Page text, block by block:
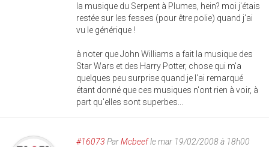
la musique du Serpent à Plumes, hein? moi j'étais
restée sur les fesses (pour être polie) quand j'ai
vu le générique !
à noter que John Williams a fait la musique des
Star Wars et des Harry Potter, chose qui m'a
quelques peu surprise quand je l'ai remarqué
étant donné que ces musiques n'ont rien à voir, à
part qu'elles sont superbes...
#16073 ParMcbeefle mar 19/02/2008 à 18h00